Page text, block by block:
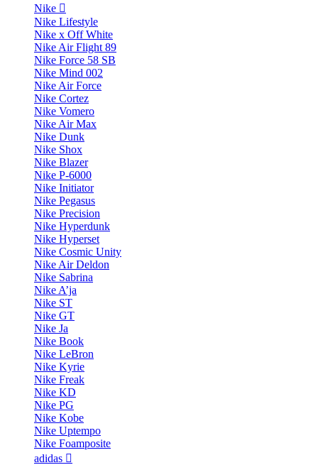
Nike
Nike Lifestyle
Nike x Off White
Nike Air Flight 89
Nike Force 58 SB
Nike Mind 002
Nike Air Force
Nike Cortez
Nike Vomero
Nike Air Max
Nike Dunk
Nike Shox
Nike Blazer
Nike P-6000
Nike Initiator
Nike Pegasus
Nike Precision
Nike Hyperdunk
Nike Hyperset
Nike Cosmic Unity
Nike Air Deldon
Nike Sabrina
Nike A’ja
Nike ST
Nike GT
Nike Ja
Nike Book
Nike LeBron
Nike Kyrie
Nike Freak
Nike KD
Nike PG
Nike Kobe
Nike Uptempo
Nike Foamposite
adidas